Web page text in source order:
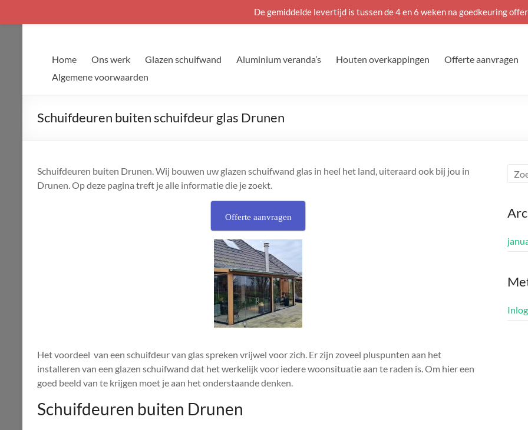
Home Ons werk Glazen schuifwand Aluminium veranda’s Houten overkappingen Offerte aanvragen
Algemene voorwaarden
Schuifdeuren buiten schuifdeur glas Drunen
Schuifdeuren buiten Drunen. Wij bouwen uw glazen schuifwand glas in heel het land, uiteraard ook bij jou in
Drunen. Op deze pagina treft je alle informatie die je zoekt.
Offerte aanvragen
Het voordeel van een schuifdeur van glas spreken vrijwel voor zich. Er zijn zoveel pluspunten aan het
installeren van een glazen schuifwand dat het werkelijk voor iedere woonsituatie aan te raden is. Om hier een
goed beeld van te krijgen moet je aan het onderstaande denken.
Schuifdeuren buiten Drunen
De gemiddelde levertijd is tussen de 4 en 6 weken na goedkeuring